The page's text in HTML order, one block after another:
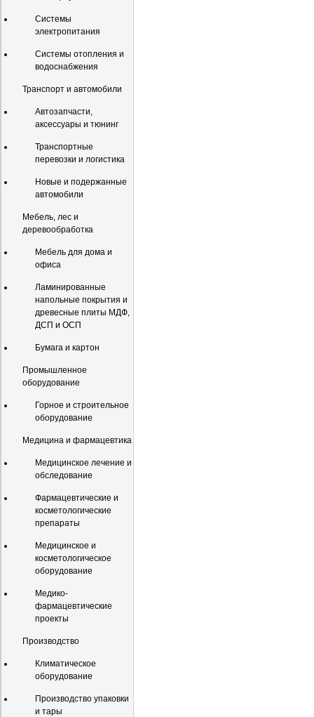
Системы
электропитания
Системы отопления и
водоснабжения
Транспорт и автомобили
Автозапчасти,
аксессуары и тюнинг
Транспортные
перевозки и логистика
Новые и подержанные
автомобили
Мебель, лес и
деревообработка
Мебель для дома и
офиса
Ламинированные
напольные покрытия и
древесные плиты МДФ,
ДСП и ОСП
Бумага и картон
Промышленное
оборудование
Горное и строительное
оборудование
Медицина и фармацевтика
Медицинское лечение и
обследование
Фармацевтические и
косметологические
препараты
Медицинское и
косметологическое
оборудование
Медико-
фармацевтические
проекты
Производство
Климатическое
оборудование
Производство упаковки
и тары